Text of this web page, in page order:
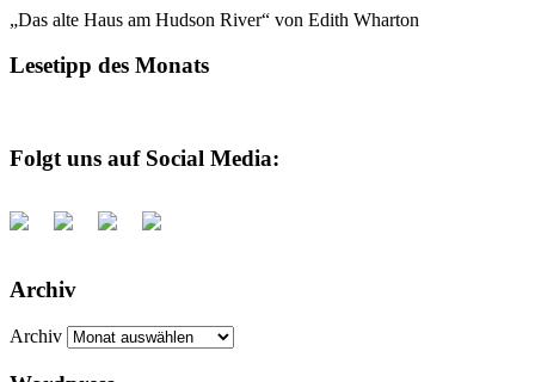
„Das alte Haus am Hudson River“ von Edith Wharton
Lesetipp des Monats
Folgt uns auf Social Media:
Archiv
Archiv